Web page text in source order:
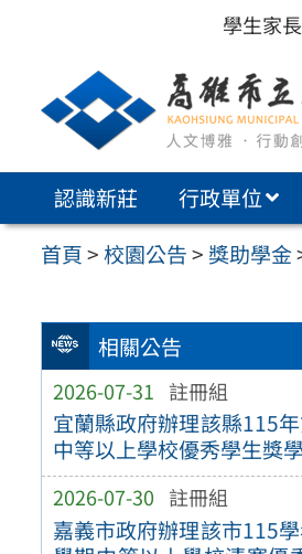
內
學生家長
認識新莊 行政單位
首頁>校園公告> 獎助學金
相關公告
2026-07-31 註冊組
宜蘭縣政府辦理該縣115
中等以上學校優秀學生獎
2026-07-30 註冊組
嘉義市政府辦理該市115